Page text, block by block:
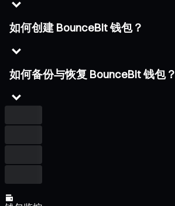
如何创建 BounceBit 钱包？
如何备份与恢复 BounceBit 钱包？